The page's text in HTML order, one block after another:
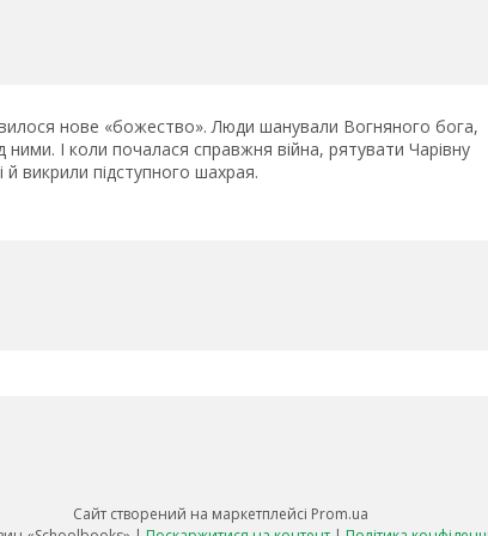
нове «божество». Люди шанували Вогняного бога,
І коли почалася справжня війна, рятувати Чарівну
й викрили підступного шахрая.
Сайт створений на маркетплейсі Prom.ua